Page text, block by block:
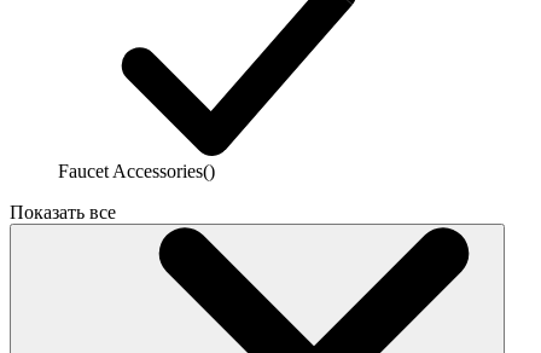
Faucet Accessories()
Показать все